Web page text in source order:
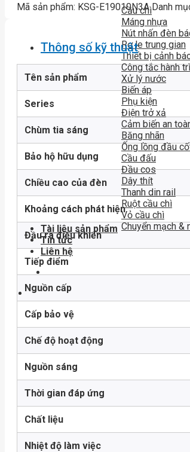
Cầu chì
Máng nhựa
Nút nhấn đèn
Rơ le trung gian
Thiết bị cảnh
Công tắc hành
Xử lý nước
Biến áp
Phụ kiện
Điện trở xả
Cảm biến an
Băng nhãn
Ống lồng đầu
Cầu đấu
Đầu cos
Dây thít
Thanh din rail
Ruột cầu chì
Vỏ cầu chì
Chuyển mạch &
Tài liệu sản phẩm
Tin tức
Liên hệ
Mã sản phẩm: KSG-E19010N3A Danh
Thông số kỹ thuật
Tên sản phẩm
Series
Chùm tia sáng
Bảo hộ hữu dụng
Chiều cao của đèn
Khoảng cách phát hiện
Đầu ra điều khiển
Tiếp điểm
Nguồn cấp
Cấp bảo vệ
Chế độ hoạt động
Nguồn sáng
Thời gian đáp ứng
Chất liệu
Nhiệt độ làm việc